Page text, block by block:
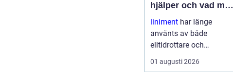
hjälper och vad man
ska tänka på
liniment har länge
använts av både
elitidrottare och
vardagsmotionärer för
att lindra stelhet, värk
01 augusti 2026